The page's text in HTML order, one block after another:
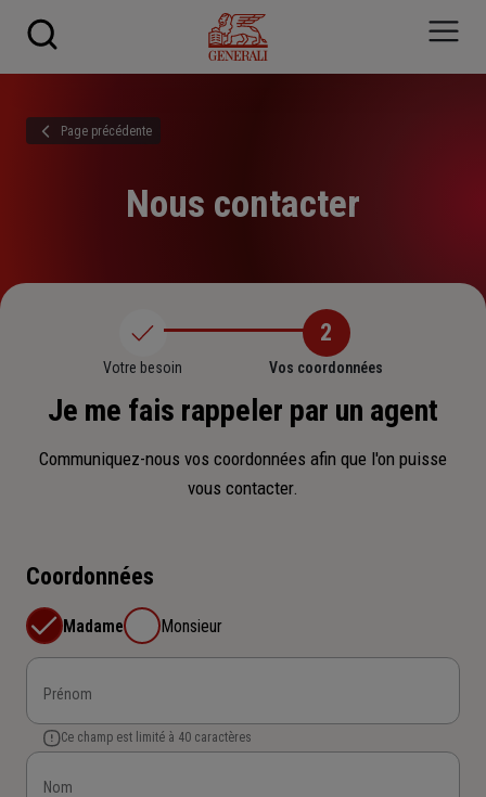
Page précédente
Nous contacter
Votre besoin
2
Vos coordonnées
Je me fais rappeler par un agent
Communiquez-nous vos coordonnées afin que l'on puisse
vous contacter.
Coordonnées
Madame Monsieur
Prénom
Ce champ est limité à 40 caractères
Nom